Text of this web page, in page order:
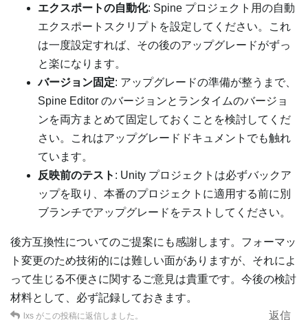
エクスポートの自動化: Spine プロジェクト用の自動
エクスポートスクリプトを設定してください。これ
は一度設定すれば、その後のアップグレードがずっ
と楽になります。
バージョン固定: アップグレードの準備が整うまで、
Spine Editor のバージョンとランタイムのバージョ
ンを両方まとめて固定しておくことを検討してくだ
さい。これはアップグレードドキュメントでも触れ
ています。
反映前のテスト : Unity プロジェクトは必ずバックア
ップを取り、本番のプロジェクトに適用する前に別
ブランチでアップグレードをテストしてください。
後方互換性についてのご提案にも感謝します。フォーマッ
ト変更のため技術的には難しい面がありますが、それによ
って生じる不便さに関するご意見は貴重です。今後の検討
材料として、必ず記録しておきます。
返信
lxs がこの投稿に返信しました。